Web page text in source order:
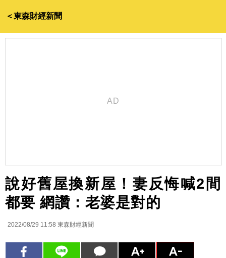
＜東森財經新聞
說好舊屋換新屋！妻反悔喊2間
都要 網讚：老婆是對的
2022/08/29 11:58 東森財經新聞